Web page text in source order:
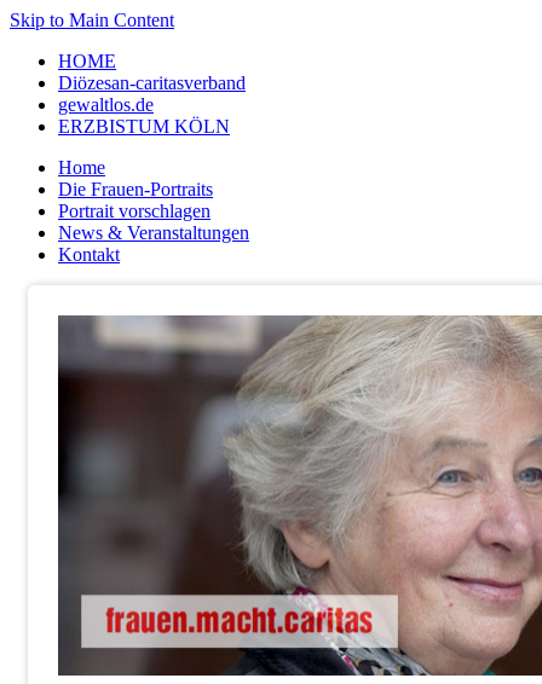
Skip to Main Content
HOME
Diözesan-caritasverband
gewaltlos.de
ERZBISTUM KÖLN
Home
Die Frauen-Portraits
Portrait vorschlagen
News & Veranstaltungen
Kontakt